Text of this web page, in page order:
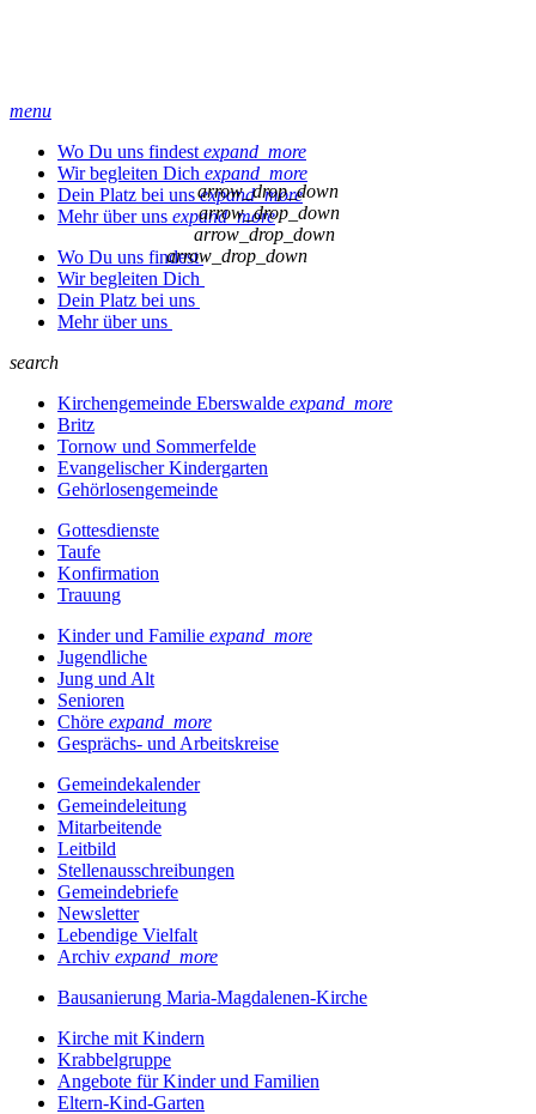
menu
Wo Du uns findest expand_more
Wir begleiten Dich expand_more
Dein Platz bei unsexpand_more
Mehr über uns expand_more
Wo Du uns findest
arrow_drop_down
Wir begleiten Dich
arrow_drop_down
Dein Platz bei uns
arrow_drop_down
Mehr über uns
arrow_drop_down
search
Kirchengemeinde Eberswalde expand_more
Britz
Tornow und Sommerfelde
Evangelischer Kindergarten
Gehörlosengemeinde
Gottesdienste
Taufe
Konfirmation
Trauung
Kinder und Familie expand_more
Jugendliche
Jung und Alt
Senioren
Chöre expand_more
Gesprächs- und Arbeitskreise
Gemeindekalender
Gemeindeleitung
Mitarbeitende
Leitbild
Stellenausschreibungen
Gemeindebriefe
Newsletter
Lebendige Vielfalt
Archiv expand_more
Bausanierung Maria-Magdalenen-Kirche
Kirche mit Kindern
Krabbelgruppe
Angebote für Kinder und Familien
Eltern-Kind-Garten